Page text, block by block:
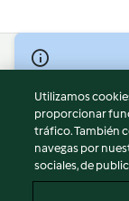
© Copyright 2026
Términos de uso
Política de
Aviso legal
Información legal
Utilizamos
proporcionar
tráfico. También
navegas por
sociales, de